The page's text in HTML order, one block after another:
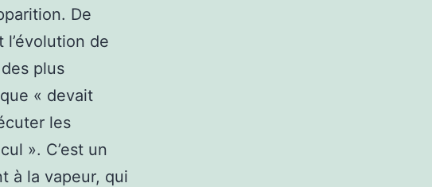
De
de
plus
« devait
les
». C’est un
à la vapeur, qui